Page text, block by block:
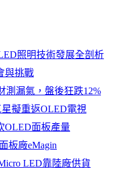
照明技術發展全剖析
與挑戰
測漏氣，盤後狂跌12%
擬重返OLED電視
OLED面板產量
板廠eMagin
LED靠陸廠供貨